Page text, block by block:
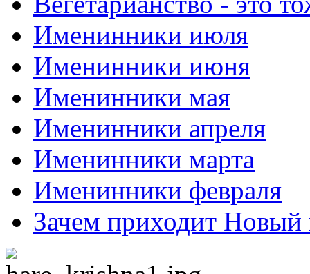
Именинники июля
Именинники июня
Именинники мая
Именинники апреля
Именинники марта
Именинники февраля
Зачем приходит Новый